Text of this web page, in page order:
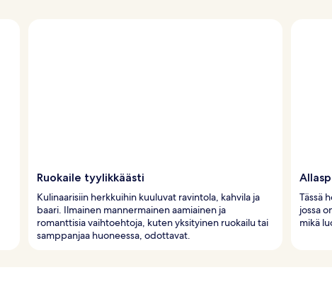
Ruokaile tyylikkäästi
Kulinaarisiin herkkuihin kuuluvat ravintola, kahvila ja
baari. Ilmainen mannermainen aamiainen ja
romanttisia vaihtoehtoja, kuten yksityinen ruokailu tai
samppanjaa huoneessa, odottavat.
Tässä
jossa
mikä